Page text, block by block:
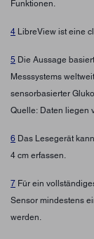
Funktionen.
4 LibreView ist eine
5 Die Aussage
Messsystems
sensorbasierter
Quelle: Daten liegen
6 Das Lesegerät
4 cm erfassen.
7 Für ein
Sensor mindestens
werden.